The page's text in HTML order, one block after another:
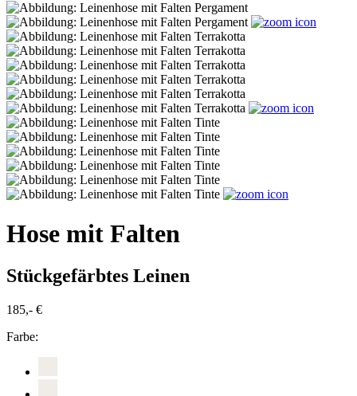
Hose mit Falten
Stückgefärbtes Leinen
185,- €
Farbe: